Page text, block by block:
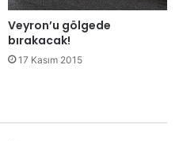
Veyron’u gölgede
bırakacak!
17 Kasım 2015